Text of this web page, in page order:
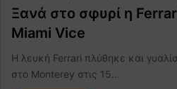
Ξανά στο σφυρί η
Miami Vice
Η λευκή Ferrari πλύθηκε και
στο Monterey στις 15…